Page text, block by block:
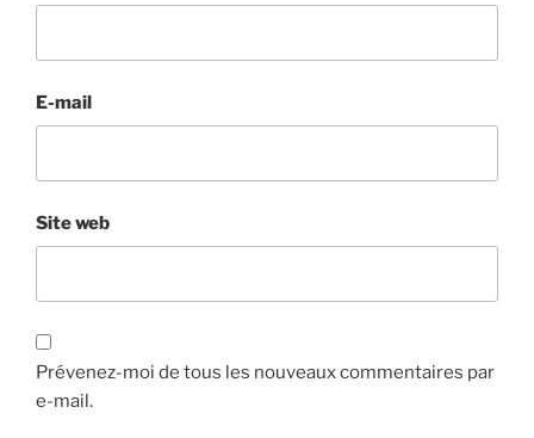
E-mail
Site web
Prévenez-moi de tous les nouveaux commentaires par
e-mail.